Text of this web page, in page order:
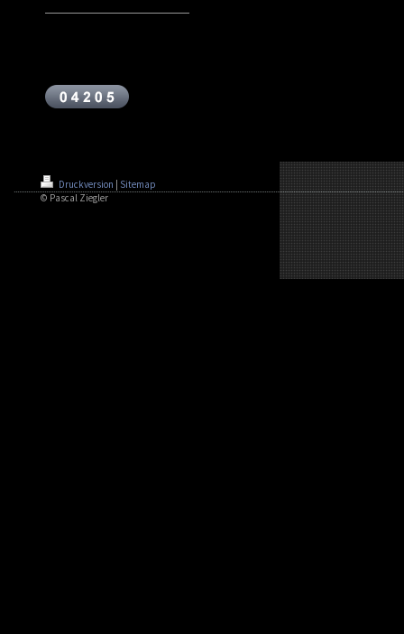
Druckversion | Sitemap
© Pascal Ziegler